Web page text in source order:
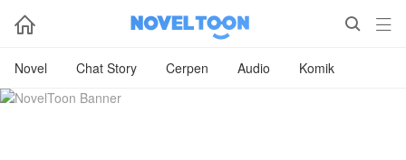
  
Novel Chat Story Cerpen Audio Komik